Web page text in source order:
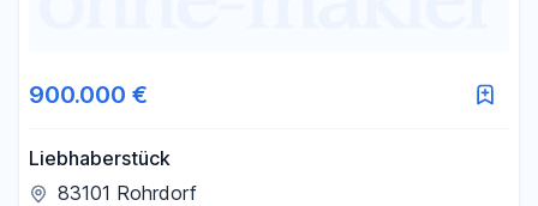
900.000 €
Liebhaberstück
83101 Rohrdorf